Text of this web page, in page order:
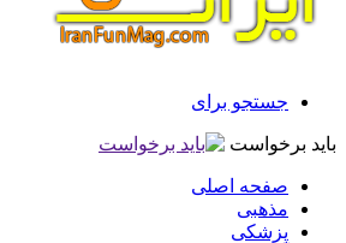
جستجو برای
باید برخواست
صفحه اصلی
مذهبی
پزشکی